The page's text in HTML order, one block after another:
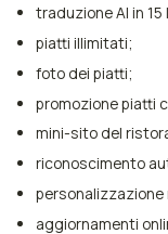
traduzione AI in 15
piatti illimitati;
foto dei piatti;
promozione piatti
mini-sito del
riconoscimento
personalizzazione
aggiornamenti